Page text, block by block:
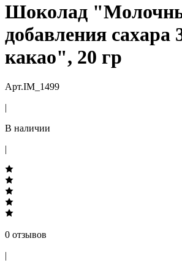
Шоколад
добавления сахара
какао", 20 гр
Арт.IM_1499
|
В наличии
|
0 отзывов
|